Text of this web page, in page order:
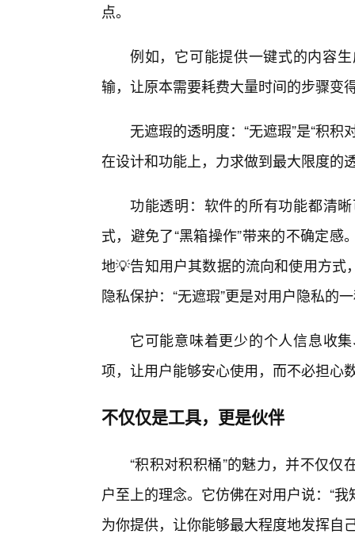
点。
例如，它可能提供一键式的内容
输，让原本需要耗费大量时间的步骤变
无遮瑕的透明度：“无遮瑕”是“积
在设计和功能上，力求做到最大限度的
功能透明：软件的所有功能都清
式，避免了“黑箱操作”带来的不确定
地💡告知用户其数据的流向和使用方
隐私保护：“无遮瑕”更是对用户隐私的
它可能意味着更少的个人信息收
项，让用户能够安心使用，而不必担心
不仅仅是工具，更是伙伴
“积积对积积桶”的魅力，并不仅
户至上的理念。它仿佛在对用户说：“
为你提供，让你能够最大程度地发挥自